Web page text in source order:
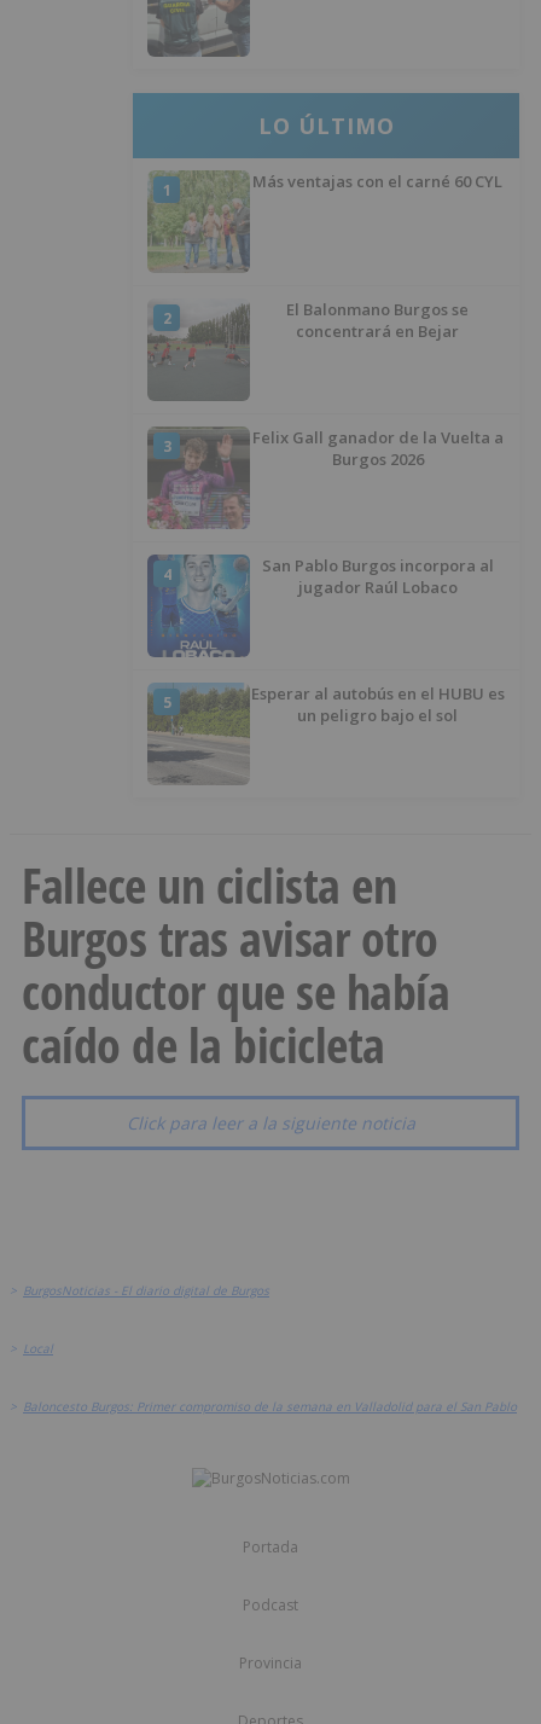
LO ÚLTIMO
1 Más ventajas con el carné 60 CYL
2
El Balonmano Burgos se
concentrará en Bejar
3
Felix Gall ganador de la Vuelta a
Burgos 2026
4
San Pablo Burgos incorpora al
jugador Raúl Lobaco
5
Esperar al autobús en el HUBU es
un peligro bajo el sol
Fallece un ciclista en
Burgos tras avisar otro
conductor que se había
caído de la bicicleta
Click para leer a la siguiente noticia
> BurgosNoticias - El diario digital de Burgos
> Local
> Baloncesto Burgos: Primer compromiso de la semana en Valladolid para el San Pablo
Portada
Podcast
Provincia